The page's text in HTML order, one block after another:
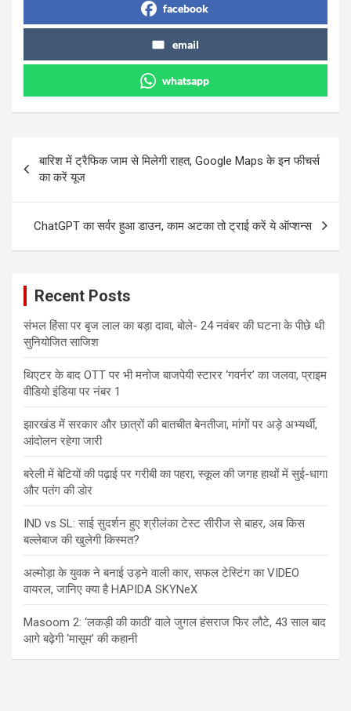
facebook
email
whatsapp
navigation
बारिश में ट्रैफिक जाम से मिलेगी राहत, Google Maps के इन फीचर्स
का करें यूज
ChatGPT का सर्वर हुआ डाउन, काम अटका तो ट्राई करें ये ऑप्शन्स
Recent Posts
संभल हिंसा पर बृज लाल का बड़ा दावा, बोले- 24 नवंबर की घटना के पीछे थी
सुनियोजित साजिश
थिएटर के बाद OTT पर भी मनोज बाजपेयी स्टारर ‘गवर्नर’ का जलवा, प्राइम
वीडियो इंडिया पर नंबर 1
झारखंड में सरकार और छात्रों की बातचीत बेनतीजा, मांगों पर अड़े अभ्यर्थी,
आंदोलन रहेगा जारी
बरेली में बेटियों की पढ़ाई पर गरीबी का पहरा, स्कूल की जगह हाथों में सुई-धागा
और पतंग की डोर
IND vs SL: साई सुदर्शन हुए श्रीलंका टेस्ट सीरीज से बाहर, अब किस
बल्लेबाज की खुलेगी किस्मत?
अल्मोड़ा के युवक ने बनाई उड़ने वाली कार, सफल टेस्टिंग का VIDEO
वायरल, जानिए क्या है HAPIDA SKYNeX
Masoom 2: ‘लकड़ी की काठी’ वाले जुगल हंसराज फिर लौटे, 43 साल बाद
आगे बढ़ेगी ‘मासूम’ की कहानी